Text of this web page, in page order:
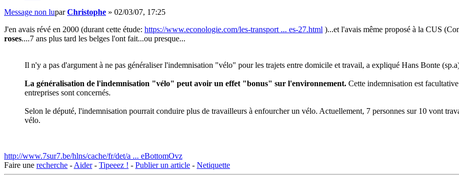
Message non luparChristophe » 02/03/07, 17:25
J'en avais révé en 2000 (durant cette étude: https://www.econologie.com/les-transport ... es-27.html )...et l'avais même proposé à la CUS
roses....7 ans plus tard les belges l'ont fait...ou presque...
Il n'y a pas d'argument à ne pas généraliser l'indemnisation "vélo" pour les trajets entre domicile et travail, a expliqué Hans Bonte
La généralisation de l'indemnisation "vélo" peut avoir un effet "bonus" sur l'environnement. Cette indemnisation est
entreprises sont concernés.
Selon le député, l'indemnisation pourrait conduire plus de travailleurs à enfourcher un vélo. Actuellement, 7 personnes sur 10 vont
vélo.
http://www.7sur7.be/hlns/cache/fr/det/a ... eBottomOvz
Faire une recherche - Aider- Tipeeez ! - Publier un article - Netiquette